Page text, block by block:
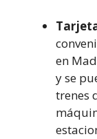
en
y se
trenes